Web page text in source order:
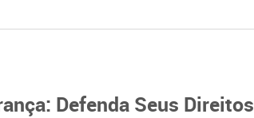
Defenda Seus Direitos